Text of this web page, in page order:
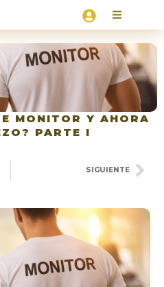
MONITOR Y AHORA
PARTE I
SIGUIENTE